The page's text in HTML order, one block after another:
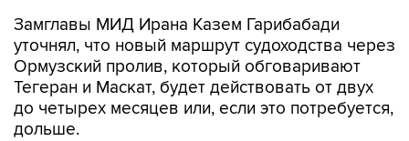
Замглавы МИД Ирана Казем Гарибабади
уточнял, что новый маршрут судоходства через
Ормузский пролив, который обговаривают
Тегеран и Маскат, будет действовать от двух
до четырех месяцев или, если это потребуется,
дольше.